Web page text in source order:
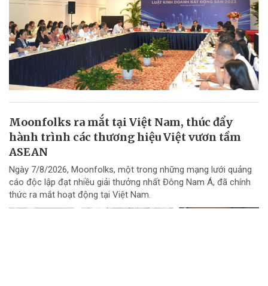
Moonfolks ra mắt tại Việt Nam, thúc đẩy
hành trình các thương hiệu Việt vươn tầm
ASEAN
Ngày 7/8/2026, Moonfolks, một trong những mạng lưới quảng
cáo độc lập đạt nhiều giải thưởng nhất Đông Nam Á, đã chính
thức ra mắt hoạt động tại Việt Nam.